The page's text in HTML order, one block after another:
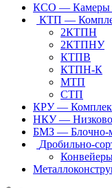
КСО — Камеры
КТП —
2КТПН
2КТПНУ
КТПВ
КТПН-К
МТП
СТП
КРУ —
НКУ —
БМЗ — Блочно-
Дробильно-